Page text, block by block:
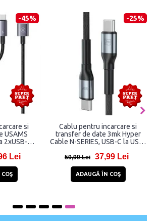
-45%
si
USAMS
2xUSB-C /
Negru
Lei
-25%
Cablu pentru incarcare si
transfer de date 3mk Hyper
Cable N-SERIES, USB-C la USB-
50,99 Lei 37,99 Lei
ADAUGĂ ÎN COŞ